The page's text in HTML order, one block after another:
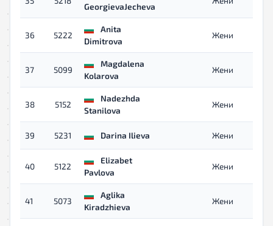
GeorgievaJecheva
36 5222
Anita
Dimitrova
Жени
37 5099
Magdalena
Kolarova
Жени
38 5152
Nadezhda
Stanilova
Жени
39 5231 Darina Ilieva Жени
40 5122
Elizabet
Pavlova
Жени
41 5073
Aglika
Kiradzhieva
Жени